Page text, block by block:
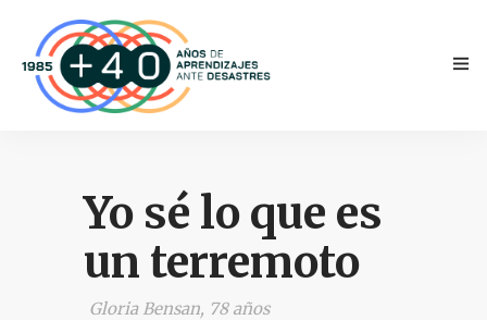
Yo sé lo que es
un terremoto
Gloria Bensan, 78 años